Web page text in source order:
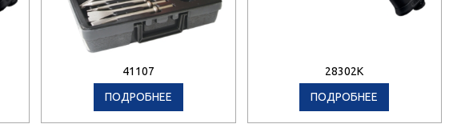
41107
ПОДРОБНЕЕ
28302K
ПОДРОБНЕЕ